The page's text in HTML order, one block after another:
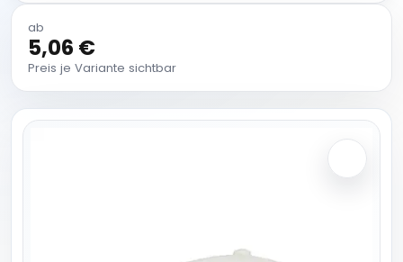
ab
5,06 €
Preis je Variante sichtbar